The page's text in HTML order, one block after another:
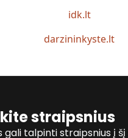
idk.lt
darzininkyste.lt
straipsnius
gali talpinti straipsnius į